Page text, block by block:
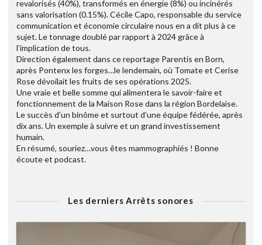
revalorisés (40%), transformés en énergie (8%) ou incinérés
sans valorisation (0.15%). Cécile Capo, responsable du service
communication et économie circulaire nous en a dit plus à ce
sujet. Le tonnage doublé par rapport à 2024 grâce à
l’implication de tous.
Direction également dans ce reportage Parentis en Born,
après Pontenx les forges…le lendemain, où Tomate et Cerise
Rose dévoilait les fruits de ses opérations 2025.
Une vraie et belle somme qui alimentera le savoir-faire et
fonctionnement de la Maison Rose dans la région Bordelaise.
Le succès d’un binôme et surtout d’une équipe fédérée, après
dix ans. Un exemple à suivre et un grand investissement
humain.
En résumé, souriez…vous êtes mammographiés ! Bonne
écoute et podcast.
Les derniers Arrêts sonores